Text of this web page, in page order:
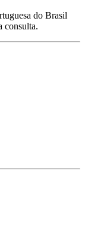
do Brasil
consulta.